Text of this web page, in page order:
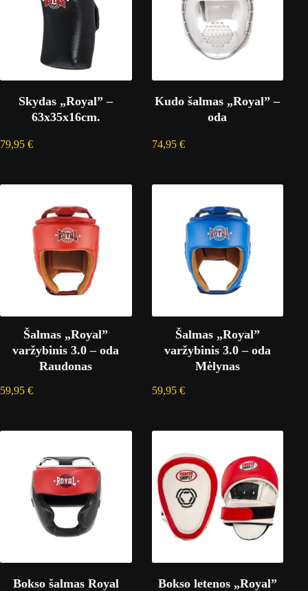
Skydas „Royal” –
63x35x16cm.
79,95 €
Kudo šalmas „Royal” –
oda
74,95 €
Šalmas „Royal”
varžybinis 3.0 – oda
Raudonas
59,95 €
Šalmas „Royal”
varžybinis 3.0 – oda
Mėlynas
59,95 €
Bokso šalmas Royal
Bokso letenos „Royal”